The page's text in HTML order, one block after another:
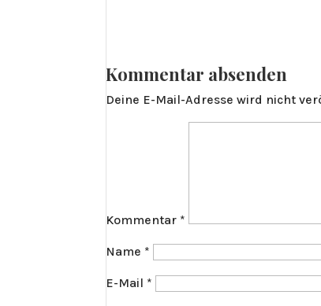
Kommentar absenden
Deine E-Mail-Adresse wird nicht
Kommentar *
Name *
E-Mail *